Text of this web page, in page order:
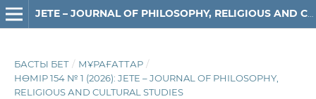
JETE – JОURNAL OF PHILOSOPHY, RELIGIOUS AND CULTURAL STUDIES
БАСТЫ БЕТ / МҰРАҒАТТАР /
НӨМІР 154 № 1 (2026): JETE – JОURNAL OF PHILOSOPHY,
RELIGIOUS АND CULTURAL STUDIES